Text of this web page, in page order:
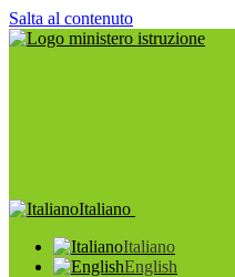
Salta al contenuto
Italiano
Italiano
English